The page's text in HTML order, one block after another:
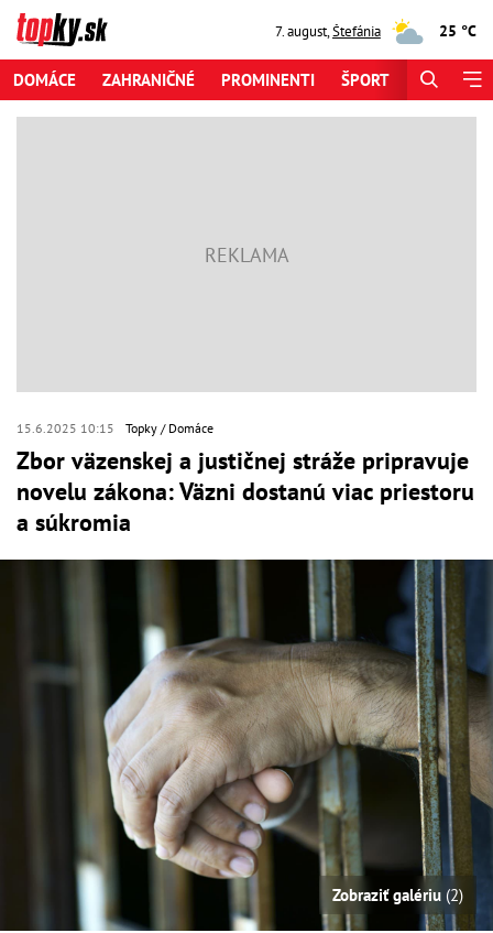
7. august,Štefánia 25 °C
DOMÁCE ZAHRANIČNÉ PROMINENTI ŠPORT
15.6.2025 10:15 Topky Domáce
Zbor väzenskej a justičnej stráže pripravuje
novelu zákona: Väzni dostanú viac priestoru
a súkromia
Zobraziť galériu (2)